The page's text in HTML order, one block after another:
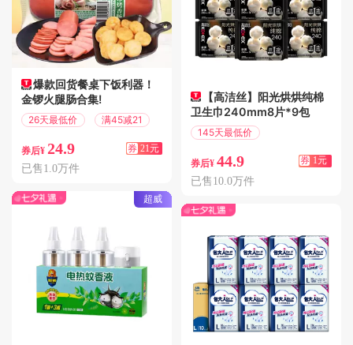
爆款回货餐桌下饭利器！
金锣火腿肠合集!
26天最低价 满45减21
券后¥ 24.9 券 21元
已售1.0万件
超威
【高洁丝】阳光烘烘纯棉
卫生巾240mm8片*9包
145天最低价
券后¥ 44.9 券 1元
已售10.0万件